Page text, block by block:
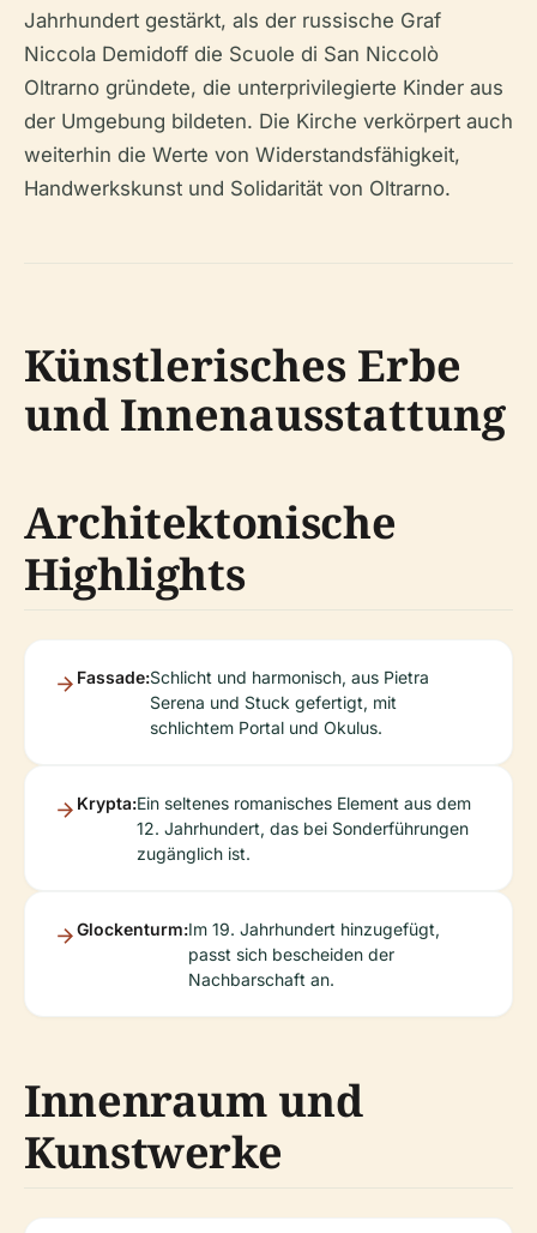
Jahrhundert gestärkt, als der russische Graf
Niccola Demidoff die Scuole di San Niccolò
Oltrarno gründete, die unterprivilegierte Kinder aus
der Umgebung bildeten. Die Kirche verkörpert auch
weiterhin die Werte von Widerstandsfähigkeit,
Handwerkskunst und Solidarität von Oltrarno.
Künstlerisches Erbe
und Innenausstattung
Architektonische
Highlights
Fassade:Schlicht und harmonisch, aus Pietra
Serena und Stuck gefertigt, mit
schlichtem Portal und Okulus.
Krypta:Ein seltenes romanisches Element aus dem
12. Jahrhundert, das bei Sonderführungen
zugänglich ist.
Glockenturm:Im 19. Jahrhundert hinzugefügt,
passt sich bescheiden der
Nachbarschaft an.
Innenraum und
Kunstwerke